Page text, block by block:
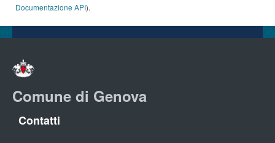
Documentazione API).
Comune di Genova
Contatti